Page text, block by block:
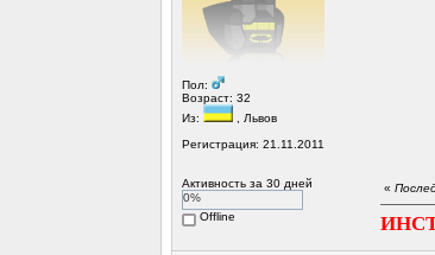
Пол:
Возраст: 32
Из:
, Львов
Регистрация: 21.11.2011
Активность за 30 дней
0%
Offline
«